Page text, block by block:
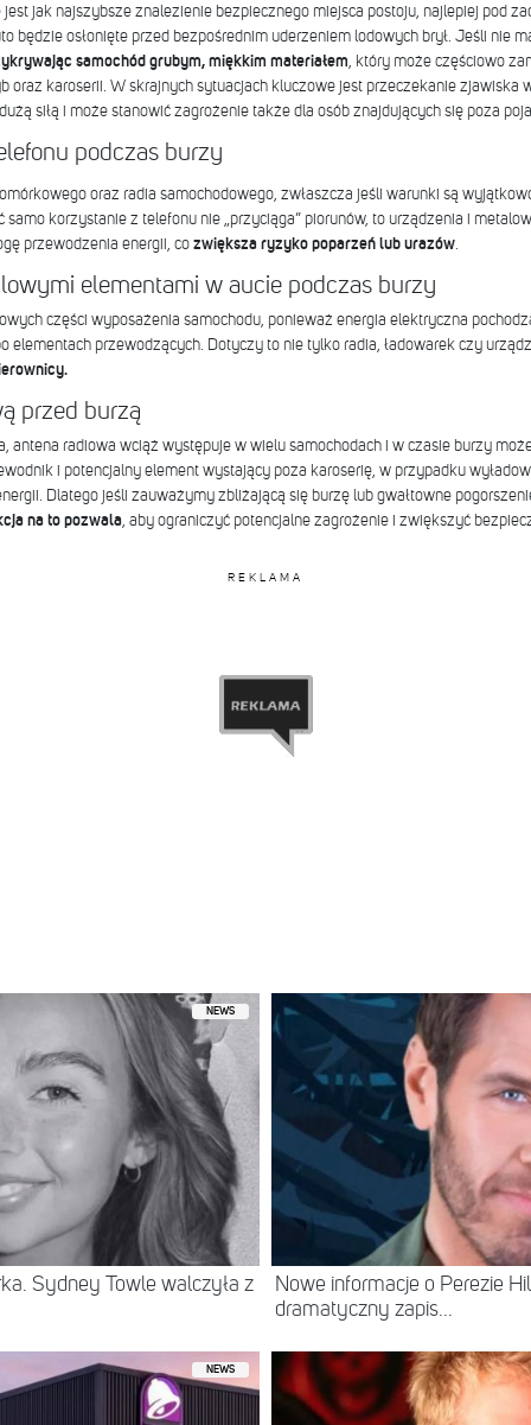
jak najszybsze znalezienie bezpiecznego miejsca postoju, najlepiej pod
będzie osłonięte przed bezpośrednim uderzeniem lodowych brył. Jeśli nie
samochód grubym, miękkim materiałem, który może częściowo
oraz karoserii. W skrajnych sytuacjach kluczowe jest przeczekanie zjawiska
siłą i może stanowić zagrożenie także dla osób znajdujących się poza
podczas burzy
oraz radia samochodowego, zwłaszcza jeśli warunki są
samo korzystanie z telefonu nie „przyciąga” piorunów, to urządzenia i
przewodzenia energii, co zwiększa ryzyko poparzeń lub urazów.
elementami w aucie podczas burzy
części wyposażenia samochodu, ponieważ energia elektryczna
elementach przewodzących. Dotyczy to nie tylko radia, ładowarek czy
przed burzą
antena radiowa wciąż występuje w wielu samochodach i w czasie burzy
i potencjalny element wystający poza karoserię, w przypadku
Dlatego jeśli zauważymy zbliżającą się burzę lub gwałtowne
na to pozwala, aby ograniczyć potencjalne zagrożenie i zwiększyć
REKLAMA
NEWS
Sydney Towle walczyła z
Nowe informacje o Perezie
dramatyczny zapis...
NEWS